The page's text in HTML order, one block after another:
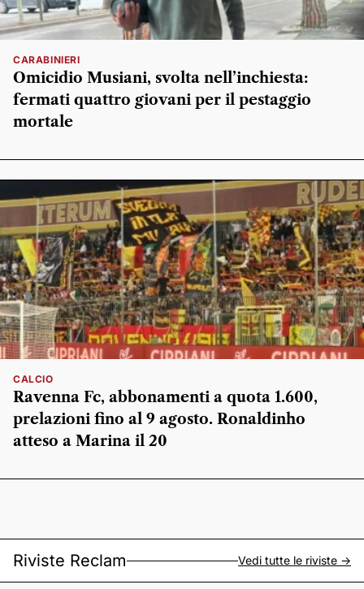
CARABINIERI
Omicidio Musiani, svolta nell’inchiesta:
fermati quattro giovani per il pestaggio
mortale
CALCIO
Ravenna Fc, abbonamenti a quota 1.600,
prelazioni fino al 9 agosto. Ronaldinho
atteso a Marina il 20
Riviste Reclam Vedi tutte le riviste ->